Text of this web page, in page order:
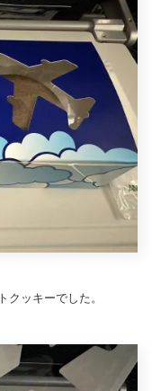
クッキーでした。